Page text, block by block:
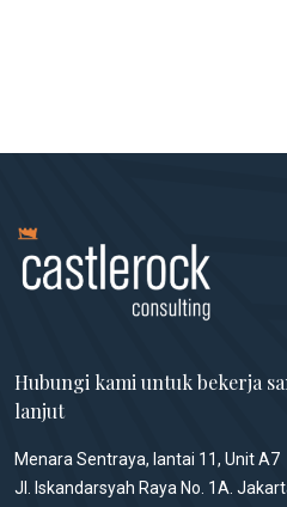
Hubungi kami untuk bekerja
lanjut
Menara Sentraya, lantai 11, Unit A7
Jl. Iskandarsyah Raya No. 1A.